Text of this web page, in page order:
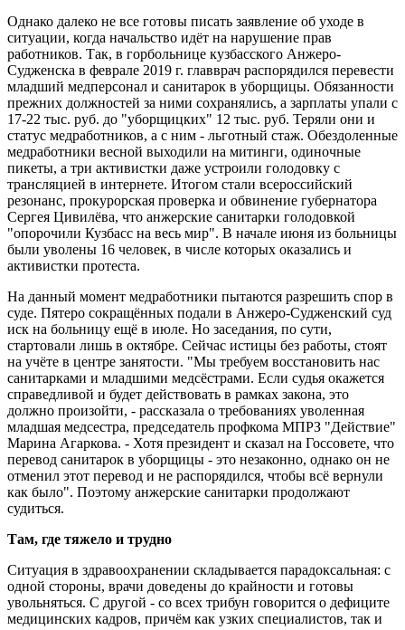
Однако далеко не все готовы писать заявление об уходе в
ситуации, когда начальство идёт на нарушение прав
работников. Так, в горбольнице кузбасского Анжеро-
Судженска в феврале 2019 г. главврач распорядился перевести
младший медперсонал и санитарок в уборщицы. Обязанности
прежних должностей за ними сохранялись, а зар­платы упали с
17-22 тыс. руб. до "уборщицких" 12 тыс. руб. Теряли они и
статус медработников, а с ним - льготный стаж. Обездоленные
медработники весной выходили на митинги, одиночные
пикеты, а три активистки даже устроили голодовку с
трансляцией в интернете. Итогом стали всероссийский
резонанс, прокурорская проверка и обвинение губернатора
Сергея Цивилёва, что анжерские санитарки голодовкой
"опорочили Кузбасс на весь мир". В начале июня из больницы
были уволены 16 человек, в числе которых оказались и
активистки протеста.
На данный момент медработники пытаются разрешить спор в
суде. Пятеро сокращённых подали в Анжеро-Судженский суд
иск на больницу ещё в ­июле. Но заседания, по сути,
стартовали лишь в октябре. Сейчас истицы без работы, стоят
на учёте в центре занятости. "Мы требуем восстановить нас
санитарками и младшими медсёстрами. Если судья окажется
справедливой и будет действовать в рамках закона, это
должно произойти, - рассказала о требованиях уволенная
младшая медсестра, председатель проф­кома МПРЗ "Действие"
Марина Агаркова. - Хотя президент и сказал на Госсовете, что
перевод санитарок в уборщицы - это незаконно, однако он не
отменил этот перевод и не распорядился, чтобы всё вернули
как было". Поэтому анжерские санитарки продолжают
судиться.
Там, где тяжело и трудно
Ситуация в здравоохранении складывается парадоксальная: с
одной стороны, врачи доведены до крайности и готовы
увольняться. С другой - со всех трибун говорится о дефиците
медицинских кадров, причём как узких специалистов, так и